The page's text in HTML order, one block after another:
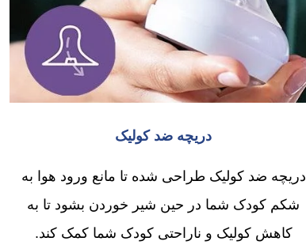
دریچه ضد کولیک
دریچه ضد کولیک طراحی شده تا مانع ورود هوا به
شکم کودک شما در حین شیر خوردن بشود تا به
کاهش کولیک و ناراحتی کودک شما کمک کند.